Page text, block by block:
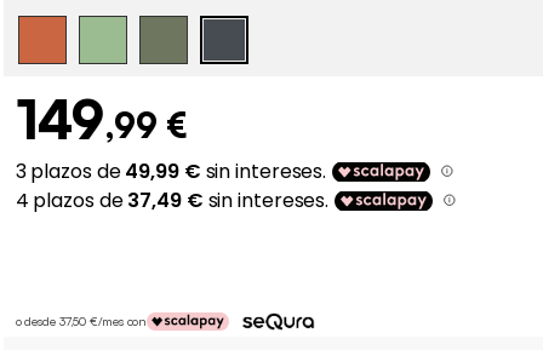
149,99 €
o desde 37,50 €/mes con